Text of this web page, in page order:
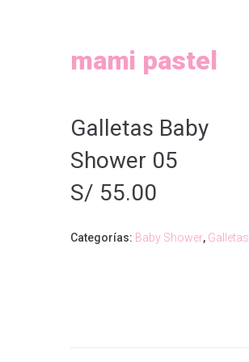
mami pastel
Galletas Baby
Shower 05
S/ 55.00
Categorías: Baby Shower, Galletas